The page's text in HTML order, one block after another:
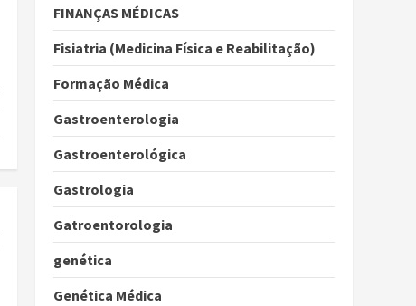
FINANÇAS MÉDICAS
Fisiatria (Medicina Física e Reabilitação)
Formação Médica
Gastroenterologia
Gastroenterológica
Gastrologia
Gatroentorologia
genética
Genética Médica